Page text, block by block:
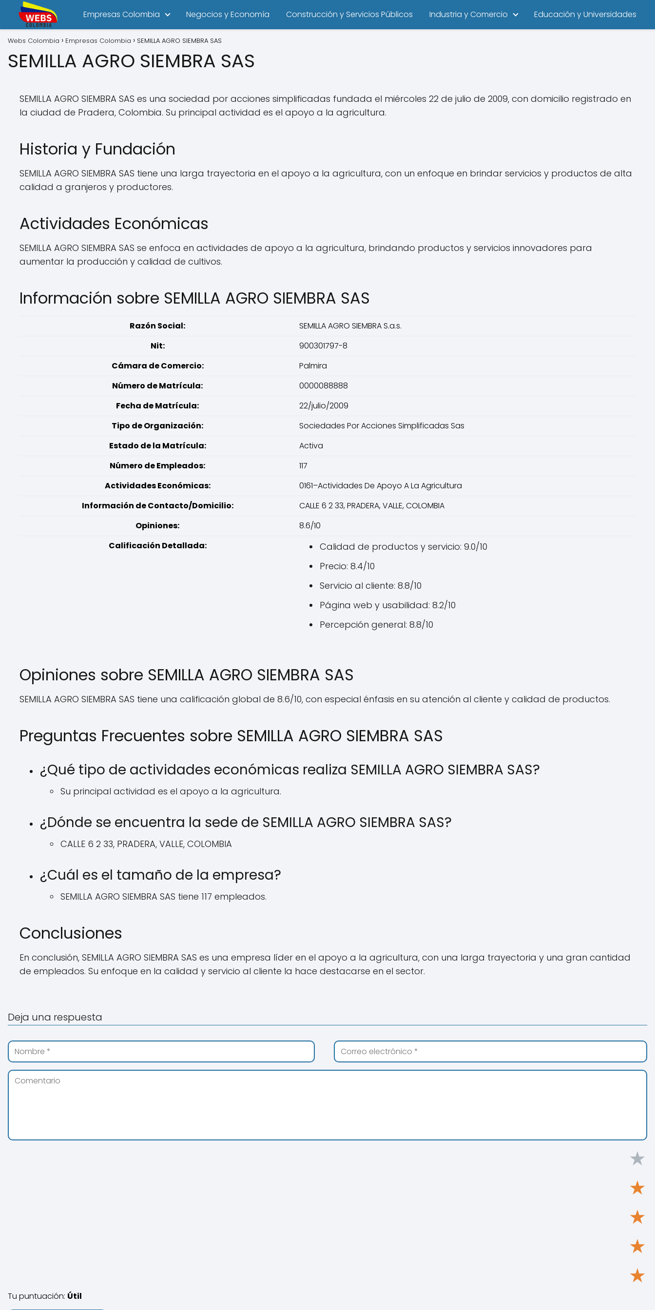
Empresas Colombia Negocios y Economía Construcción y Servicios Públicos Industria y Comercio Educación y Universidades
Webs Colombia Empresas Colombia SEMILLA AGRO SIEMBRA SAS
SEMILLA AGRO SIEMBRA SAS
SEMILLA AGRO SIEMBRA SAS es una sociedad por acciones simplificadas fundada el miércoles 22 de julio de 2009, con domicilio registrado en
la ciudad de Pradera, Colombia. Su principal actividad es el apoyo a la agricultura.
Historia y Fundación
SEMILLA AGRO SIEMBRA SAS tiene una larga trayectoria en el apoyo a la agricultura, con un enfoque en brindar servicios y productos de alta
calidad a granjeros y productores.
Actividades Económicas
SEMILLA AGRO SIEMBRA SAS se enfoca en actividades de apoyo a la agricultura, brindando productos y servicios innovadores para
aumentar la producción y calidad de cultivos.
Información sobre SEMILLA AGRO SIEMBRA SAS
Razón Social:
SEMILLA AGRO SIEMBRA S.a.s.
Nit:
900301797-8
Cámara de Comercio:
Palmira
Número de Matrícula:
0000088888
Fecha de Matrícula:
22/julio/2009
Tipo de Organización:
Sociedades Por Acciones Simplificadas Sas
Estado de la Matrícula:
Activa
Número de Empleados:
117
Actividades Económicas:
0161–Actividades De Apoyo A La Agricultura
Información de Contacto/Domicilio:
CALLE 6 2 33, PRADERA, VALLE, COLOMBIA
Opiniones:
8.6/10
Calificación Detallada:
Calidad de productos y servicio: 9.0/10
Precio: 8.4/10
Servicio al cliente: 8.8/10
Página web y usabilidad: 8.2/10
Percepción general: 8.8/10
Opiniones sobre SEMILLA AGRO SIEMBRA SAS
SEMILLA AGRO SIEMBRA SAS tiene una calificación global de 8.6/10, con especial énfasis en su atención al cliente y calidad de productos.
Preguntas Frecuentes sobre SEMILLA AGRO SIEMBRA SAS
¿Qué tipo de actividades económicas realiza SEMILLA AGRO SIEMBRA SAS?
Su principal actividad es el apoyo a la agricultura.
¿Dónde se encuentra la sede de SEMILLA AGRO SIEMBRA SAS?
CALLE 6 2 33, PRADERA, VALLE, COLOMBIA
¿Cuál es el tamaño de la empresa?
SEMILLA AGRO SIEMBRA SAS tiene 117 empleados.
Conclusiones
En conclusión, SEMILLA AGRO SIEMBRA SAS es una empresa líder en el apoyo a la agricultura, con una larga trayectoria y una gran cantidad
de empleados. Su enfoque en la calidad y servicio al cliente la hace destacarse en el sector.
Deja una respuesta
★
★
★
★
★
Tu puntuación: Útil